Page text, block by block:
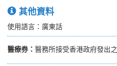
其他資料
使用語言：廣東話
醫療券： 醫務所接受香港政府發出之